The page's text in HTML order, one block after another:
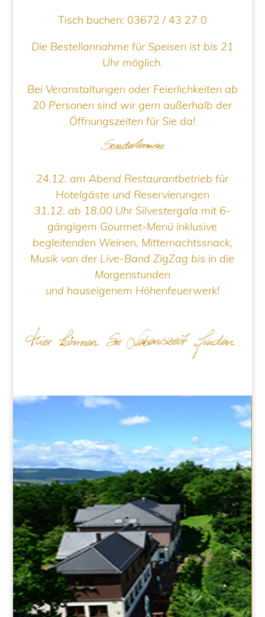
Tisch buchen: 03672 / 43 27 0
Die Bestellannahme für Speisen ist bis 21
Uhr möglich.
Bei Veranstaltungen oder Feierlichkeiten ab
20 Personen sind wir gern außerhalb der
Öffnungszeiten für Sie da!
24.12. am Abend Restaurantbetrieb für
Hotelgäste und Reservierungen
31.12. ab 18.00 Uhr Silvestergala mit 6-
gängigem Gourmet-Menü inklusive
begleitenden Weinen, Mitternachtssnack,
Musik von der Live-Band ZigZag bis in die
Morgenstunden
und hauseigenem Höhenfeuerwerk!
HOTEL